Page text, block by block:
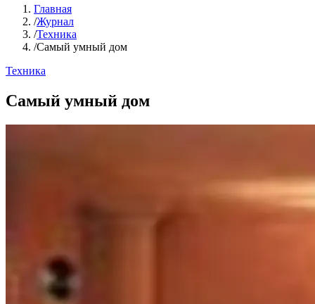
Главная
/Журнал
/Техника
/Самый умный дом
Техника
Самый умный дом